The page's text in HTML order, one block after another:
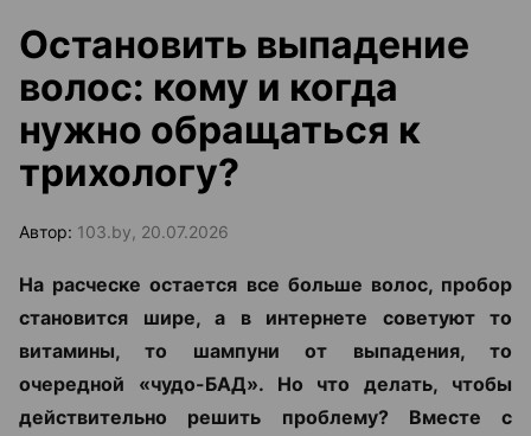
Остановить выпадение
волос: кому и когда
нужно обращаться к
трихологу?
Автор: 103.by, 20.07.2026
На расческе остается все больше волос, пробор
становится шире, а в интернете советуют то
витамины, то шампуни от выпадения, то
очередной «чудо-БАД». Но что делать, чтобы
действительно решить проблему? Вместе с